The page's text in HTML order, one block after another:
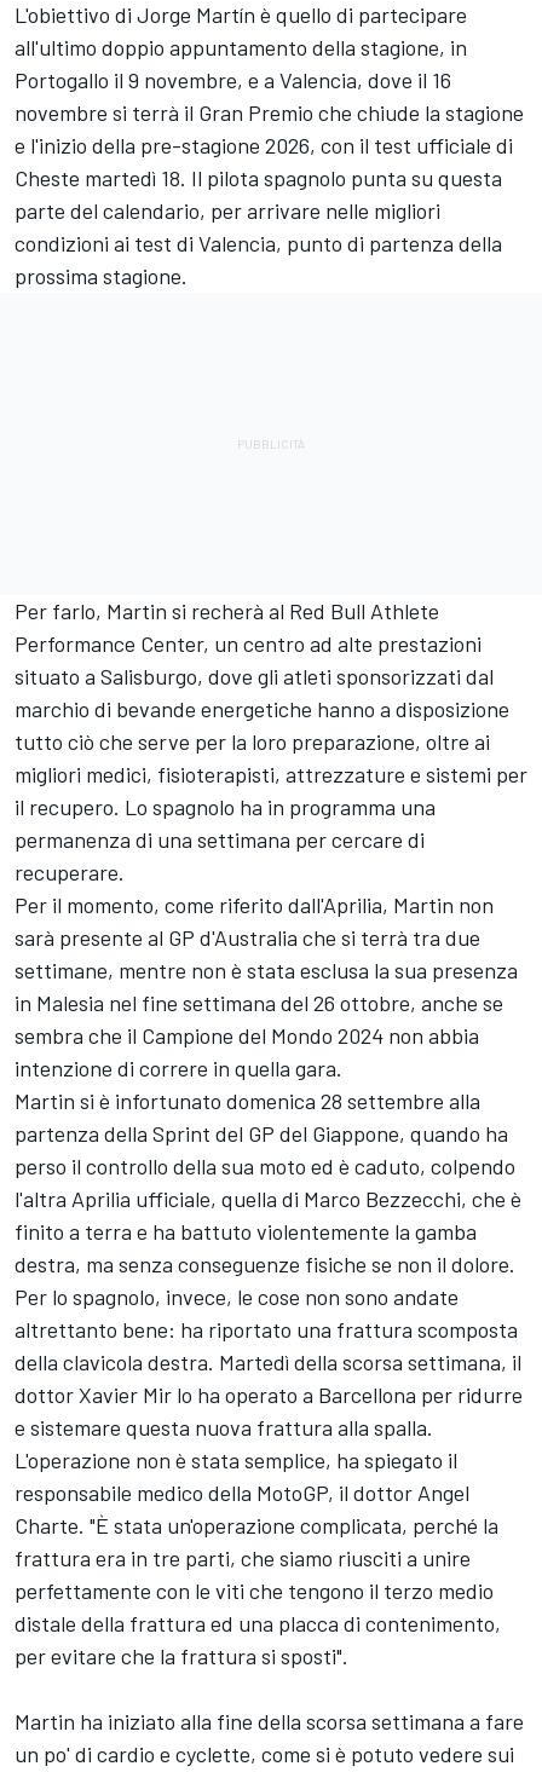
L'obiettivo di Jorge Martín è quello di partecipare
all'ultimo doppio appuntamento della stagione, in
Portogallo il 9 novembre, e a Valencia, dove il 16
novembre si terrà il Gran Premio che chiude la stagione
e l'inizio della pre-stagione 2026, con il test ufficiale di
Cheste martedì 18. Il pilota spagnolo punta su questa
parte del calendario, per arrivare nelle migliori
condizioni ai test di Valencia, punto di partenza della
prossima stagione.
Per farlo, Martin si recherà al Red Bull Athlete
Performance Center, un centro ad alte prestazioni
situato a Salisburgo, dove gli atleti sponsorizzati dal
marchio di bevande energetiche hanno a disposizione
tutto ciò che serve per la loro preparazione, oltre ai
migliori medici, fisioterapisti, attrezzature e sistemi per
il recupero. Lo spagnolo ha in programma una
permanenza di una settimana per cercare di
recuperare.
Per il momento, come riferito dall'Aprilia, Martin non
sarà presente al GP d'Australia che si terrà tra due
settimane, mentre non è stata esclusa la sua presenza
in Malesia nel fine settimana del 26 ottobre, anche se
sembra che il Campione del Mondo 2024 non abbia
intenzione di correre in quella gara.
Martin si è infortunato domenica 28 settembre alla
partenza della Sprint del GP del Giappone, quando ha
perso il controllo della sua moto ed è caduto, colpendo
l'altra Aprilia ufficiale, quella di Marco Bezzecchi, che è
finito a terra e ha battuto violentemente la gamba
destra, ma senza conseguenze fisiche se non il dolore.
Per lo spagnolo, invece, le cose non sono andate
altrettanto bene: ha riportato una frattura scomposta
della clavicola destra. Martedì della scorsa settimana, il
dottor Xavier Mir lo ha operato a Barcellona per ridurre
e sistemare questa nuova frattura alla spalla.
L'operazione non è stata semplice, ha spiegato il
responsabile medico della MotoGP, il dottor Angel
Charte. "È stata un'operazione complicata, perché la
frattura era in tre parti, che siamo riusciti a unire
perfettamente con le viti che tengono il terzo medio
distale della frattura ed una placca di contenimento,
per evitare che la frattura si sposti".
Martin ha iniziato alla fine della scorsa settimana a fare
un po' di cardio e cyclette, come si è potuto vedere sui